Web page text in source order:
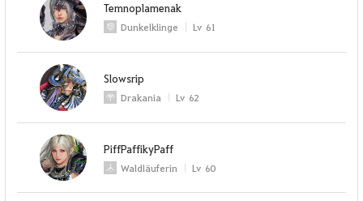
Temnoplamenak
Dunkelklinge Lv 61
Slowsrip
Drakania Lv 62
PiffPaffikyPaff
Waldläuferin Lv 60